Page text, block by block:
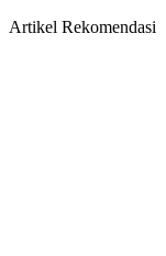
Artikel Rekomendasi